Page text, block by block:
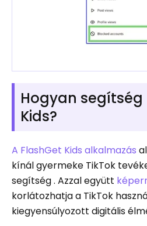
Hogyan segítség
Kids?
A FlashGet Kids alkalmazás
kínál gyermeke TikTok
segítség . Azzal együtt
korlátozhatja a TikTok
kiegyensúlyozott digitális